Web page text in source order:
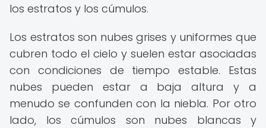
los estratos y los cúmulos.
Los estratos son nubes grises y uniformes que
cubren todo el cielo y suelen estar asociadas
con condiciones de tiempo estable. Estas
nubes pueden estar a baja altura y a
menudo se confunden con la niebla. Por otro
lado, los cúmulos son nubes blancas y